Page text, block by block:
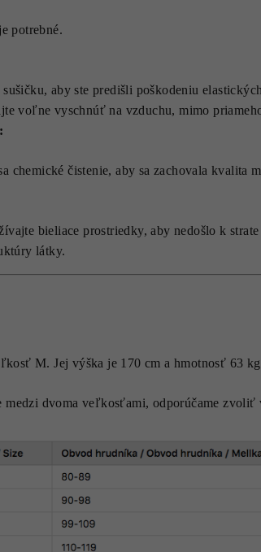
potrebné.
aby ste predišli poškodeniu
voľne vyschnúť na vzduchu, mimo
chemické čistenie, aby sa zachovala kvalita
bieliace prostriedky, aby nedošlo k
látky.
M. Jej výška je 170 cm a hmotnosť 63
medzi dvoma veľkosťami, odporúčame